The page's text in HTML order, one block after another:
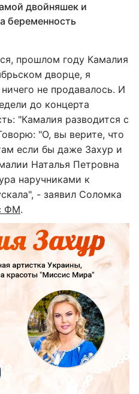
двойняшек и
беременность
прошлом году Камалия
дворце, я
не продавалось. И
до концерта
"Камалия разводится с
"О, вы верите, что
если бы даже Захур и
Наталья Петровна
наручниками к
- заявил Соломка
ФМ.